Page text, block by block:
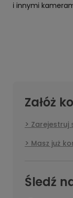
i innymi
Załóż
Zarejestruj
Masz już
Śledź